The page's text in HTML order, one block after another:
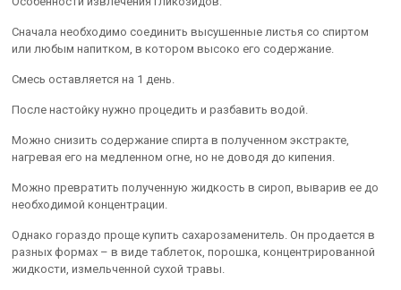
Сначала необходимо соединить высушенные листья со спиртом
или любым напитком, в котором высоко его содержание.
Смесь оставляется на 1 день.
После настойку нужно процедить и разбавить водой.
Можно снизить содержание спирта в полученном экстракте,
нагревая его на медленном огне, но не доводя до кипения.
Можно превратить полученную жидкость в сироп, выварив ее до
необходимой концентрации.
Однако гораздо проще купить сахарозаменитель. Он продается в
разных формах – в виде таблеток, порошка, концентрированной
жидкости, измельченной сухой травы.